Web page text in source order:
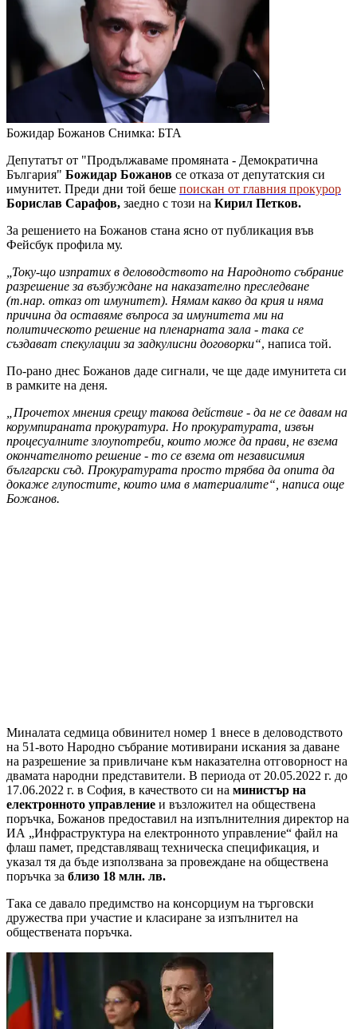
Божидар Божанов Снимка: БТА
Депутатът от "Продължаваме промяната - Демократична
България" Божидар Божанов се отказа от депутатския си
имунитет. Преди дни той беше поискан от главния прокурор
Борислав Сарафов, заедно с този на Кирил Петков.
За решението на Божанов стана ясно от публикация във
Фейсбук профила му.
„Току-що изпратих в деловодството на Народното събрание
разрешение за възбуждане на наказателно преследване
(т.нар. отказ от имунитет). Нямам какво да крия и няма
причина да оставяме въпроса за имунитета ми на
политическото решение на пленарната зала - така се
създават спекулации за задкулисни договорки“, написа той.
По-рано днес Божанов даде сигнали, че ще даде имунитета си
в рамките на деня.
„Прочетох мнения срещу такова действие - да не се давам на
корумпираната прокуратура. Но прокуратурата, извън
процесуалните злоупотреби, които може да прави, не взема
окончателното решение - то се взема от независимия
български съд. Прокуратурата просто трябва да опита да
докаже глупостите, които има в материалите“, написа още
Божанов.
Миналата седмица обвинител номер 1 внесе в деловодството
на 51-вото Народно събрание мотивирани искания за даване
на разрешение за привличане към наказателна отговорност на
двамата народни представители. В периода от 20.05.2022 г. до
17.06.2022 г. в София, в качеството си на министър на
електронното управление и възложител на обществена
поръчка, Божанов предоставил на изпълнителния директор на
ИА „Инфраструктура на електронното управление“ файл на
флаш памет, представляващ техническа спецификация, и
указал тя да бъде използвана за провеждане на обществена
поръчка за близо 18 млн. лв.
Така се давало предимство на консорциум на търговски
дружества при участие и класиране за изпълнител на
обществената поръчка.